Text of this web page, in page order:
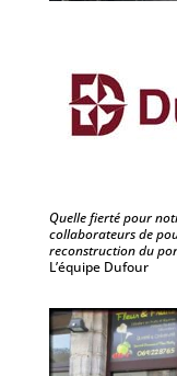
Quelle fierté pour
collaborateurs de
reconstruction du
L’équipe Dufour